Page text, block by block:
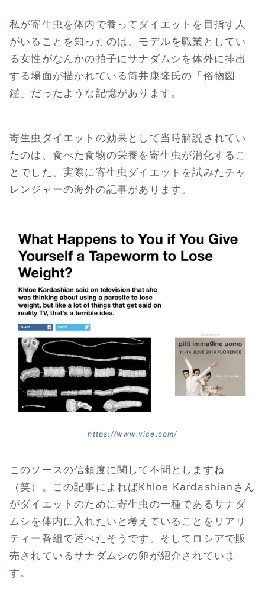
私が寄生虫を体内で養ってダイエットを目指す人
がいることを知ったのは、モデルを職業としてい
る女性がなんかの拍子にサナダムシを体外に排出
する場面が描かれている筒井康隆氏の「俗物図
鑑」だったような記憶があります。
寄生虫ダイエットの効果として当時解説されてい
たのは、食べた食物の栄養を寄生虫が消化するこ
とでした。実際に寄生虫ダイエットを試みたチャ
レンジャーの海外の記事があります。
https://www.vice.com/
このソースの信頼度に関して不問としますね
（笑）。この記事によればKhloe Kardashianさん
がダイエットのために寄生虫の一種であるサナダ
ムシを体内に入れたいと考えていることをリアリ
ティー番組で述べたそうです。そしてロシアで販
売されているサナダムシの卵が紹介されていま
す。